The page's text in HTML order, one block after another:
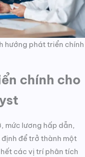
hướng phát triển chính
chính cho
mức lương hấp dẫn,
để trở thành một
các vị trí phân tích